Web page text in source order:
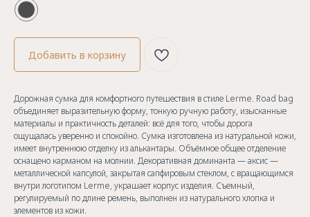
Добавить в корзину
Дорожная сумка для комфортного путешествия в стиле Lerme. Road bag
объединяет выразительную форму, тонкую ручную работу, изысканные
материалы и практичность деталей: всё для того, чтобы дорога
ощущалась уверенно и спокойно. Сумка изготовлена из натуральной кожи,
имеет внутреннюю отделку из алькантары. Объёмное общее отделение
оснащено карманом на молнии. Декоративная доминанта — аксис —
металлической капсулой, закрытая сапфировым стеклом, с вращающимся
внутри логотипом Lerme, украшает корпус изделия. Съемный,
регулируемый по длине ремень, выполнен из натурального хлопка и
элементов из кожи.